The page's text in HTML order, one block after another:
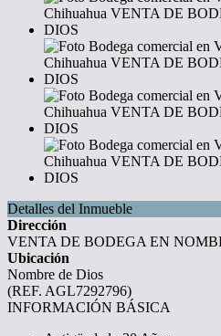
Detalles del Inmueble
Dirección
VENTA DE BODEGA EN
Ubicación
Nombre de Dios
(REF. AGL7292796)
INFORMACIÓN BÁSICA